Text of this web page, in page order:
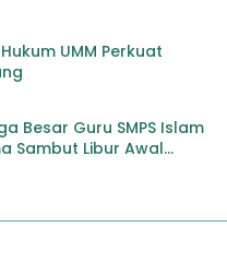
UMM Perkuat
Besar Guru SMPS Islam
Sambut Libur Awal